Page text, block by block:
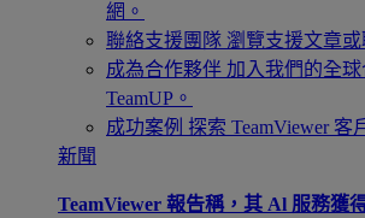
網。
聯絡支援團隊 瀏覽支援文章或
成為合作夥伴 加入我們的全
TeamUP。
成功案例 探索 TeamViewer 客
新聞
TeamViewer 報告稱，其 Al 服務獲